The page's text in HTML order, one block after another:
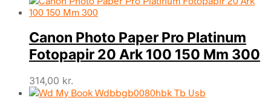
Canon Photo Paper Pro Platinum
Fotopapir 20 Ark 100 150 Mm 300
314,00 kr.